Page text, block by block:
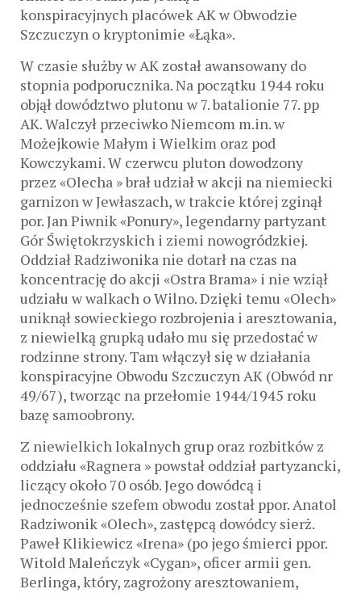
konspiracyjnych placówek AK w Obwodzie
Szczuczyn o kryptonimie «Łąka».
W czasie służby w AK został awansowany do
stopnia podporucznika. Na początku 1944 roku
objął dowództwo plutonu w 7. batalionie 77. pp
AK. Walczył przeciwko Niemcom m.in. w
Możejkowie Małym i Wielkim oraz pod
Kowczykami. W czerwcu pluton dowodzony
przez «Olecha » brał udział w akcji na niemiecki
garnizon w Jewłaszach, w trakcie której zginął
por. Jan Piwnik «Ponury», legendarny partyzant
Gór Świętokrzyskich i ziemi nowogródzkiej.
Oddział Radziwonika nie dotarł na czas na
koncentrację do akcji «Ostra Brama» i nie wziął
udziału w walkach o Wilno. Dzięki temu «Olech»
uniknął sowieckiego rozbrojenia i aresztowania,
z niewielką grupką udało mu się przedostać w
rodzinne strony. Tam włączył się w działania
konspiracyjne Obwodu Szczuczyn AK (Obwód nr
49/67), tworząc na przełomie 1944/1945 roku
bazę samoobrony.
Z niewielkich lokalnych grup oraz rozbitków z
oddziału «Ragnera » powstał oddział partyzancki,
liczący około 70 osób. Jego dowódcą i
jednocześnie szefem obwodu został ppor. Anatol
Radziwonik «Olech», zastępcą dowódcy sierż.
Paweł Klikiewicz «Irena» (po jego śmierci ppor.
Witold Maleńczyk «Cygan», oficer armii gen.
Berlinga, który, zagrożony aresztowaniem,